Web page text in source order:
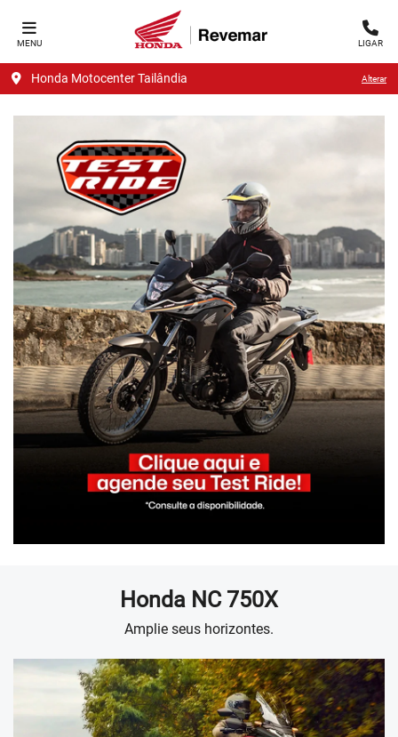
MENU LIGAR
Honda Motocenter Tailândia Alterar
Honda NC 750X
Amplie seus horizontes.